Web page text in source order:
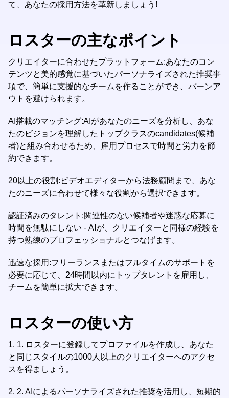
て、あなたの採用方法を革新しましょう!
ロスターの主なポイント
クリエイターに合わせたプラットフォーム:あなたのコン
テンツと美的感覚に基づいたパーソナライズされた推奨事
項で、簡単に支援的なチームを作ることができ、バーンア
ウトを避けられます。
AI搭載のマッチング:AIがあなたのニーズを分析し、あな
たのビジョンを理解したトップクラスのcandidates(候補
者)と組み合わせるため、雇用プロセスで時間と労力を節
約できます。
20以上の役割:ビデオエディターから法務顧問まで、あな
たのニーズに合わせて様々な役割から選択できます。
認証済みのタレント:関連性のない候補者や迷惑な応募に
時間を無駄にしない - AIが、クリエイターと同様の経験を
持つ熟練のプロフェッショナルとつなげます。
迅速な採用:フリーランスまたはフルタイムのサポートを
必要に応じて、24時間以内にトップタレントを雇用し、
チームを簡単に拡大できます。
ロスターの使い方
1. 1. ロスターに登録してプロファイルを作成し、あなた
と同じスタイルの1000人以上のクリエイターへのアクセ
スを得ましょう。
2. 2. AIによるパーソナライズされた推奨を活用し、短期的